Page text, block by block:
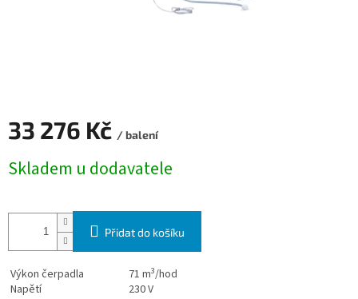
33 276 Kč / balení
Skladem u dodavatele
Přidat do košíku
Výkon čerpadla 71 m3/hod
Napětí
230 V